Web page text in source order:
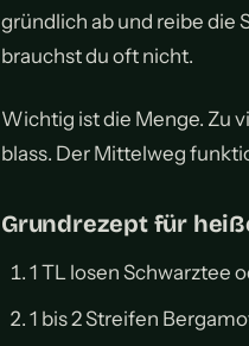
gründlich ab und reibe die
brauchst du oft nicht.
Wichtig ist die Menge. Zu
blass. Der Mittelweg
Grundrezept für
1 TL losen Schwarztee
1 bis 2 Streifen